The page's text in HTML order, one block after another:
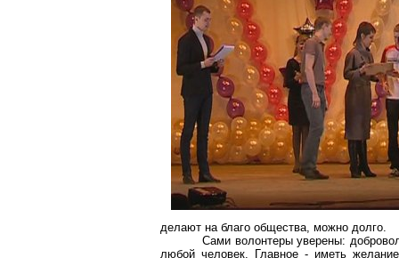
делают на благо общества, можно долго.
Сами волонтеры уверены:
любой человек. Главное - иметь